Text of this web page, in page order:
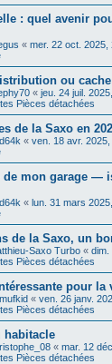
: quel avenir
« mer. 22 oct. 2025,
ou
« jeu. 24 juil.
Pièces détachées
de la Saxo en
« ven. 18 avr. 2025,
de mon garage —
« lun. 31 mars
de la Saxo, un
Saxo Turbo « dim.
Pièces détachées
pour la
« ven. 26 janv.
Pièces détachées
habitacle
« mar. 12
Pièces détachées